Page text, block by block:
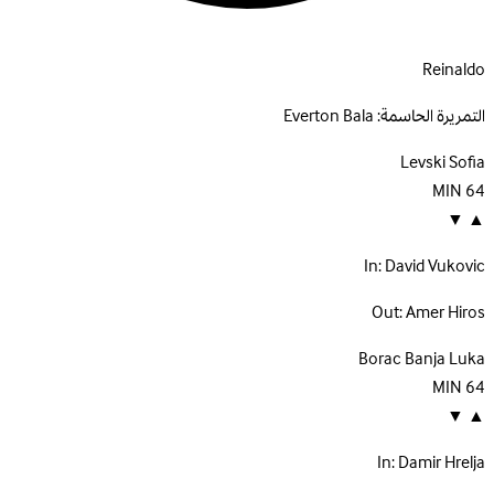
Reinaldo
التمريرة الحاسمة:Everton Bala
Levski Sofia
64
MIN
▲
▼
In:David Vukovic
Out:Amer Hiros
Borac Banja Luka
64
MIN
▲
▼
In:Damir Hrelja